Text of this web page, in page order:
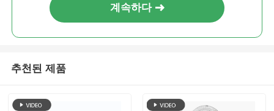
계속하다
추천된 제품